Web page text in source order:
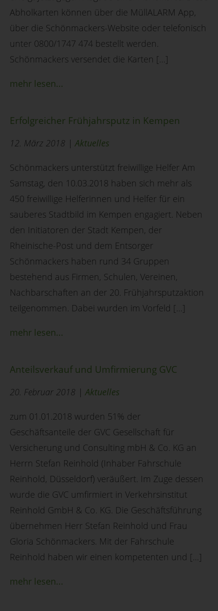
Abholkarten können über die MüllALARM App,
über die Schönmackers-Website oder telefonisch
unter 0800/1747 474 bestellt werden.
Schönmackers versendet die Karten […]
mehr lesen...
Erfolgreicher Frühjahrsputz in Kempen
12. März 2018 | Aktuelles
Schönmackers unterstützt freiwillige Helfer Am
Samstag, den 10.03.2018 haben sich mehr als
450 freiwillige Helferinnen und Helfer für ein
sauberes Stadtbild im Kempen engagiert. Neben
den Initiatoren der Stadt Kempen, der
Rheinische-Post und dem Entsorger
Schönmackers haben rund 34 Gruppen
bestehend aus Firmen, Schulen, Vereinen,
Nachbarschaften an der 20. Frühjahrsputzaktion
teilgenommen. Dabei wurden im Vorfeld […]
mehr lesen...
Anteilsverkauf und Umfirmierung GVC
20. Februar 2018 | Aktuelles
zum 01.01.2018 wurden 51% der
Geschäftsanteile der GVC Gesellschaft für
Versicherung und Consulting mbH & Co. KG an
Herrn Stefan Reinhold (Inhaber Fahrschule
Reinhold, Düsseldorf) veräußert. Im Zuge dessen
wurde die GVC umfirmiert in Verkehrsinstitut
Reinhold GmbH & Co. KG. Die Geschäftsführung
übernehmen Herr Stefan Reinhold und Frau
Gloria Schönmackers. Mit der Fahrschule
Reinhold haben wir einen kompetenten und […]
mehr lesen...